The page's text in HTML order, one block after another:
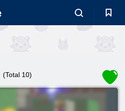
(Total 10)